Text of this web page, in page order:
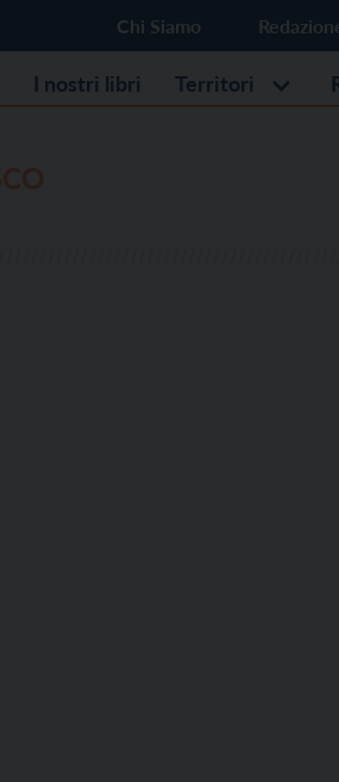
Chi Siamo
I nostri libri Territori